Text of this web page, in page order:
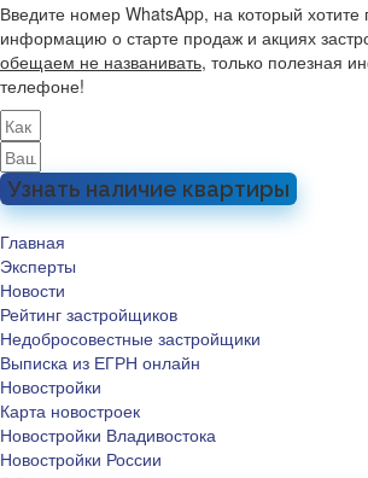
Введите номер WhatsApp, на который хотите
информацию о старте продаж и акциях
обещаем не названивать, только полезная
телефоне!
Узнать наличие квартиры
Главная
Эксперты
Новости
Рейтинг застройщиков
Недобросовестные застройщики
Выписка из ЕГРН онлайн
Новостройки
Карта новостроек
Новостройки Владивостока
Новостройки России